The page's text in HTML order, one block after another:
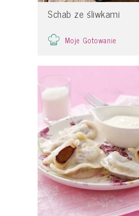
Schab ze śliwkami
Moje Gotowanie